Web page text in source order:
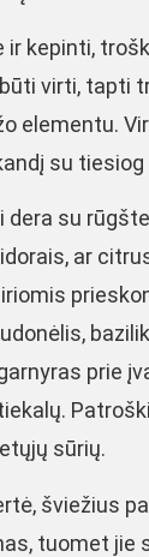
ir kepinti,
virti, tapti
elementu.
su
dera su
ar
prie
sūrių.
šviežius
tuomet jie